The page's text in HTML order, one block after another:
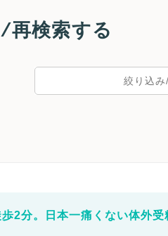
再検索する
絞り込み
2分。日本一痛くない体外